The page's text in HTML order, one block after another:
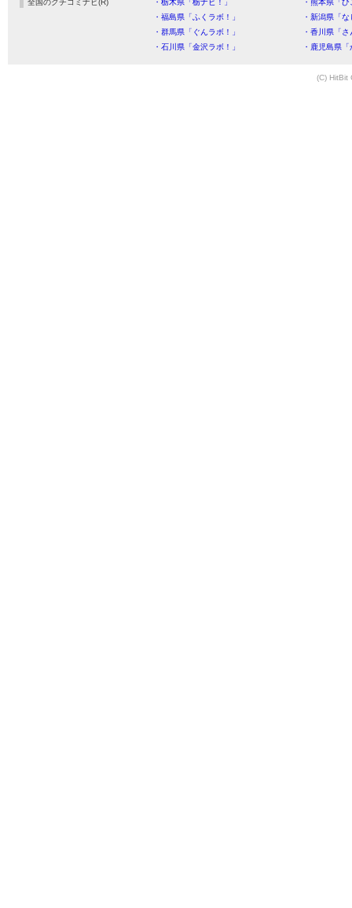
全国のクチコミナビ(R) ・栃木県「栃ナビ！」
・熊本県「
・福島県「ふくラボ！」
・新潟県「
・群馬県「ぐんラボ！」
・香川県「
・石川県「金沢ラボ！」
・鹿児島県
(C) HitBit